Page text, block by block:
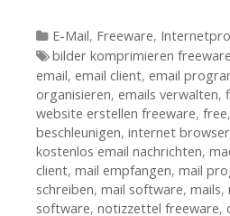
Kategorien
E-Mail, Freeware,
Tags
bilder komprimieren freeware
email, email client, email
organisieren, emails verwalten,
website erstellen freeware, free,
beschleunigen, internet
kostenlos email nachrichten,
client, mail empfangen, mail
schreiben, mail software, mails,
software, notizzettel freeware,